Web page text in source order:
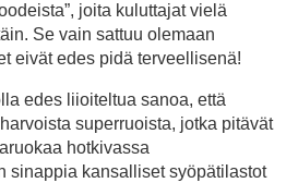
joita kuluttajat vielä
Se vain sattuu olemaan
eivät edes pidä terveellisenä!
edes liioiteltua sanoa, että
superruoista, jotka pitävät
hotkivassa
sinappia kansalliset syöpätilastot